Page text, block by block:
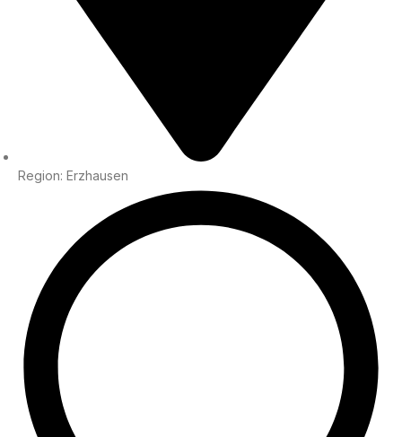
Region: Erzhausen